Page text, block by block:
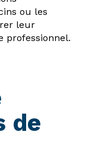
ou les
leur
professionnel.
de